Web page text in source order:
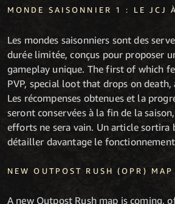
MONDE SAISONNIER 1 : LE JCJ
Les mondes saisonniers sont des
durée limitée, conçus pour proposer
gameplay unique. The first of which
PVP, special loot that drops on
Les récompenses obtenues et la
seront conservées à la fin de la
efforts ne sera vain. Un article sortira
détailler davantage le
NEW OUTPOST RUSH (OPR) MAP
A new Outpost Rush map is coming,